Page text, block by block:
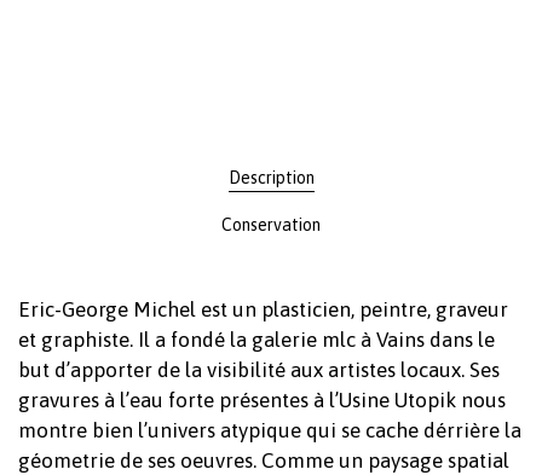
Revenir à l'Artotek
Description
Conservation
Eric-George Michel est un plasticien, peintre, graveur
et graphiste. Il a fondé la galerie mlc à Vains dans le
but d’apporter de la visibilité aux artistes locaux. Ses
gravures à l’eau forte présentes à l’Usine Utopik nous
montre bien l’univers atypique qui se cache dérrière la
géometrie de ses oeuvres. Comme un paysage spatial